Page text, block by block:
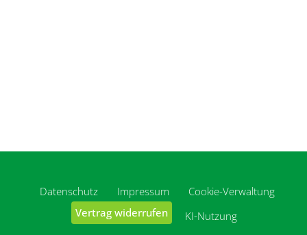
Datenschutz Impressum
Cookie-Verwaltung
Vertrag widerrufen
KI-Nutzung